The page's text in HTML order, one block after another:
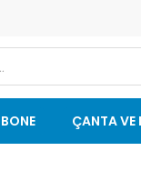
BONE ÇANTA VE